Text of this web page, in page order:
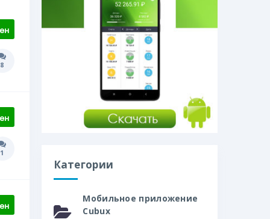
Количество ответов:
8
Количество ответов:
1
Категории
Мобильное приложение
Cubux